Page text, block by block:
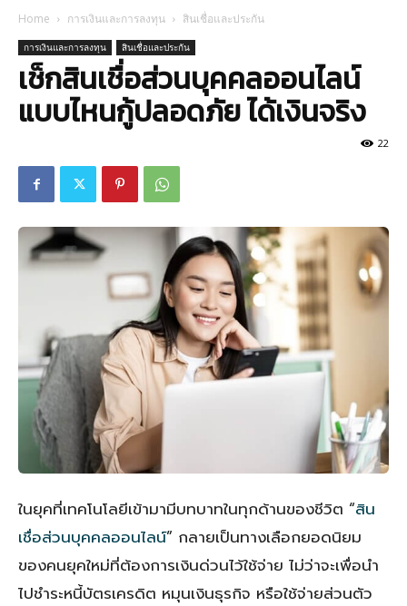
Home การเงินและการลงทุน สินเชื่อและประกัน
การเงินและการลงทุน สินเชื่อและประกัน
เช็กสินเชื่อส่วนบุคคลออนไลน์
แบบไหนกู้ปลอดภัย ได้เงินจริง
22
ในยุคที่เทคโนโลยีเข้ามามีบทบาทในทุกด้านของชีวิต “สิน
เชื่อส่วนบุคคลออนไลน์” กลายเป็นทางเลือกยอดนิยม
ของคนยุคใหม่ที่ต้องการเงินด่วนไว้ใช้จ่าย ไม่ว่าจะเพื่อนำ
ไปชำระหนี้บัตรเครดิต หมุนเงินธุรกิจ หรือใช้จ่ายส่วนตัว